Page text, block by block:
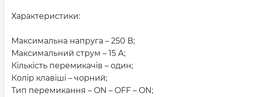
Характеристики:
Максимальна напруга – 250 В;
Максимальний струм – 15 А;
Кількість перемикачів – один;
Колір клавіші – чорний;
Тип перемикання – ON – OFF – ON;